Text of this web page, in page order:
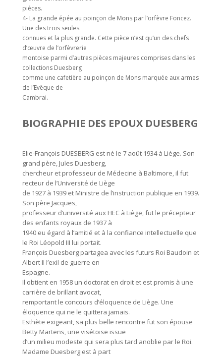
pièces.
4- La grande épée au poinçon de Mons par l’orfèvre Foncez.
Une des trois seules
connues et la plus grande. Cette pièce n’est qu’un des chefs
d’œuvre de l’orfèvrerie
montoise parmi d’autres pièces majeures comprises dans les
collections Duesberg
comme une cafetière au poinçon de Mons marquée aux armes
de l’Evêque de
Cambrai.
BIOGRAPHIE DES EPOUX DUESBERG
Elie-François DUESBERG est né le 7 août 1934 à Liège. Son
grand père, Jules Duesberg,
chercheur et professeur de Médecine à Baltimore, il fut
recteur de l’Université de Liège
de 1927 à 1939 et Ministre de l’instruction publique en 1939.
Son père Jacques,
professeur d’université aux HEC à Liège, fut le précepteur
des enfants royaux de 1937 à
1940 eu égard à l’amitié et à la confiance intellectuelle que
le Roi Léopold III lui portait.
François Duesberg partagea avec les futurs Roi Baudoin et
Albert II l’exil de guerre en
Espagne.
Il obtient en 1958 un doctorat en droit et est promis à une
carrière de brillant avocat,
remportant le concours d’éloquence de Liège. Une
éloquence qui ne le quittera jamais.
Esthète exigeant, sa plus belle rencontre fut son épouse
Betty Martens, une visétoise issue
d’un milieu modeste qui sera plus tard anoblie par le Roi.
Madame Duesberg est à part